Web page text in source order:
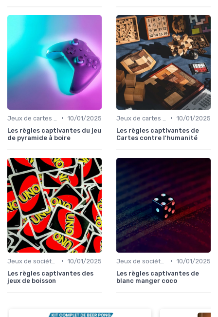
• 10/01/2025
Les règles captivantes du jeu
de pyramide à boire
• 10/01/2025
Les règles captivantes de
Cartes contre l'humanité
• 10/01/2025
Les règles captivantes des
jeux de boisson
• 10/01/2025
Les règles captivantes de
blanc manger coco